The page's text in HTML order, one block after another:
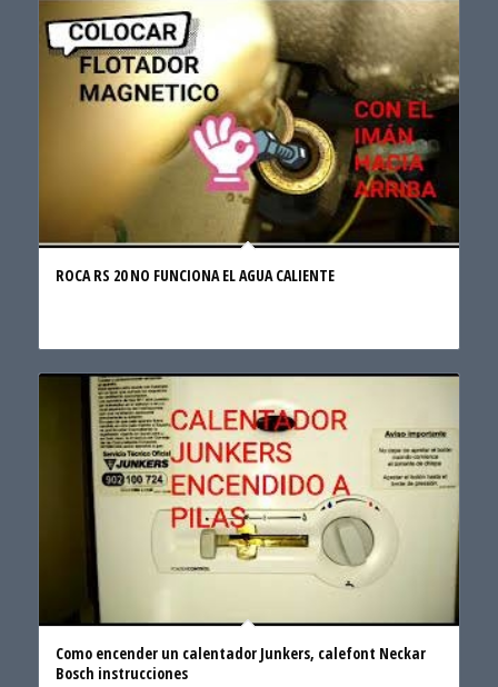
ROCA RS 20 NO FUNCIONA EL AGUA CALIENTE
Como encender un calentador Junkers, calefont Neckar
Bosch instrucciones